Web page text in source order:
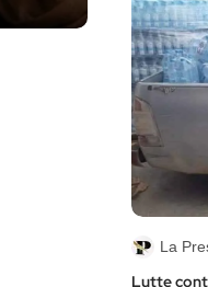
La
Lutte